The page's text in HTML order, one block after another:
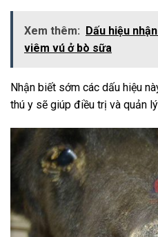
Xem thêm: Dấu hiệu
viêm vú ở bò sữa
Nhận biết sớm các dấu hiệu
thú y sẽ giúp điều trị và quản